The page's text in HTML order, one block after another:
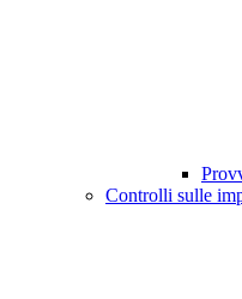
Controlli sulle